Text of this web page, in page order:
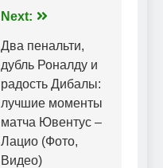
Next:
Два пенальти,
дубль Роналду и
радость Дибалы:
лучшие моменты
матча Ювентус –
Лацио (Фото,
Видео)